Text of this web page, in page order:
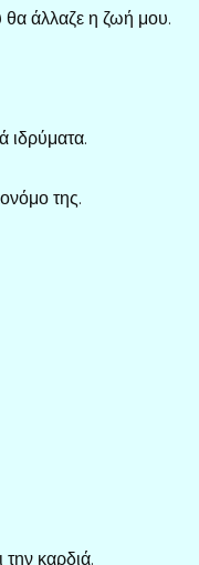
άλλαζε η ζωή μου.
ιδρύματα.
της.
καρδιά.